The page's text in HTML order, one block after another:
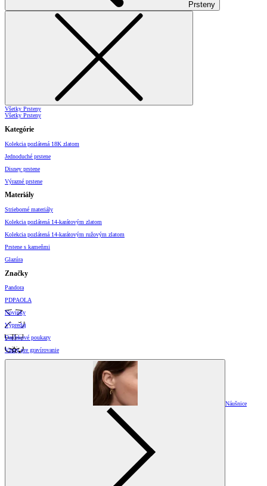
Prsteny
Všetky Prsteny
Všetky Prsteny
Kategórie
Kolekcia pozlátená 18K zlatom
Jednoduché prstene
Disney prstene
Výrazné prstene
Materiály
Strieborné materiály
Kolekcia pozlátená 14-karátovým zlatom
Kolekcia pozlátená 14-karátovým ružovým zlatom
Prstene s kameňmi
Glazúra
Značky
Pandora
PDPAOLA
Novinky
Výpredaj
Darčekové poukazy
Vzory pre gravírovanie
Náušnice